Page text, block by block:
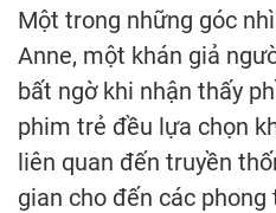
Một trong những góc
Anne, một khán giả
bất ngờ khi nhận thấy
phim trẻ đều lựa chọn
liên quan đến truyền
gian cho đến các